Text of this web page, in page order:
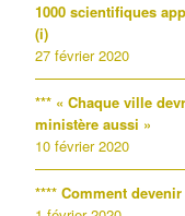
1000 scientifiques
(i)
27 février 2020
*** « Chaque ville
ministère aussi »
10 février 2020
**** Comment